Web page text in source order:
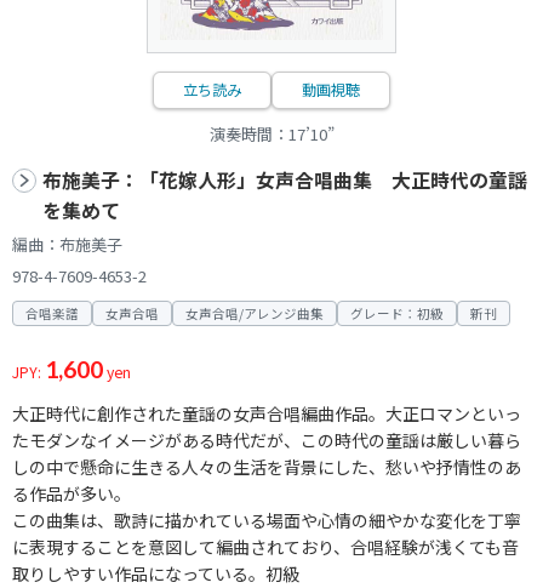
立ち読み 動画視聴
演奏時間：17’10”
布施美子：「花嫁人形」女声合唱曲集 大正時代の童謡
を集めて
編曲：布施美子
978-4-7609-4653-2
合唱楽譜 女声合唱 女声合唱/アレンジ曲集 グレード：初級 新刊
JPY: 1,600yen
大正時代に創作された童謡の女声合唱編曲作品。大正ロマンといっ
たモダンなイメージがある時代だが、この時代の童謡は厳しい暮ら
しの中で懸命に生きる人々の生活を背景にした、愁いや抒情性のあ
る作品が多い。
この曲集は、歌詩に描かれている場面や心情の細やかな変化を丁寧
に表現することを意図して編曲されており、合唱経験が浅くても音
取りしやすい作品になっている。初級